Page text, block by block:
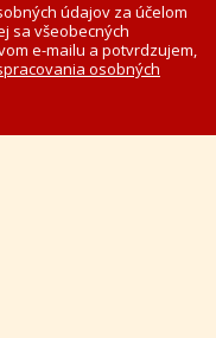
údajov za účelom
sa všeobecných
e-mailu a potvrdzujem,
osobných